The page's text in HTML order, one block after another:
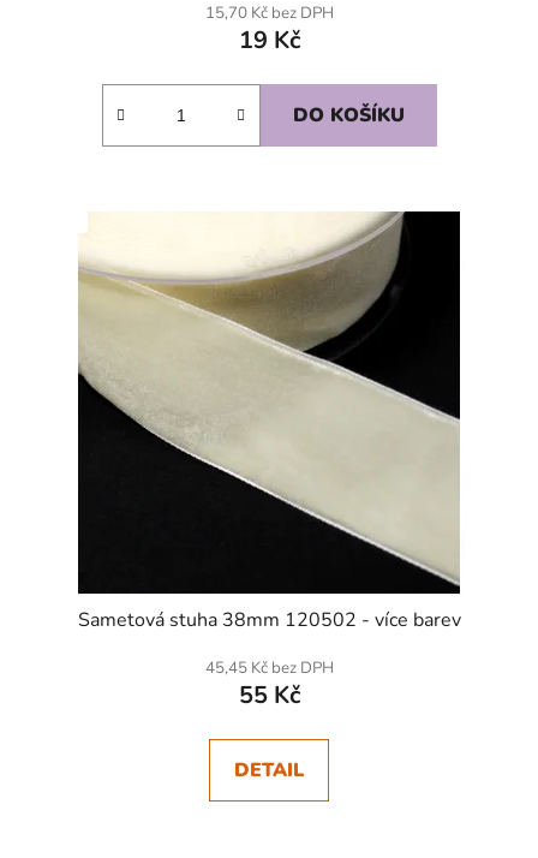
15,70 Kč bez DPH
19 Kč
DO KOŠÍKU
Sametová stuha 38mm 120502 - více barev
45,45 Kč bez DPH
55 Kč
DETAIL